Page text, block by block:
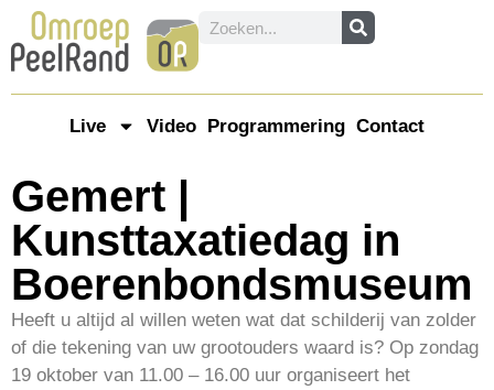
Live Video Programmering Contact
Gemert |
Kunsttaxatiedag in
Boerenbondsmuseum
Heeft u altijd al willen weten wat dat schilderij van zolder
of die tekening van uw grootouders waard is? Op zondag
19 oktober van 11.00 – 16.00 uur organiseert het